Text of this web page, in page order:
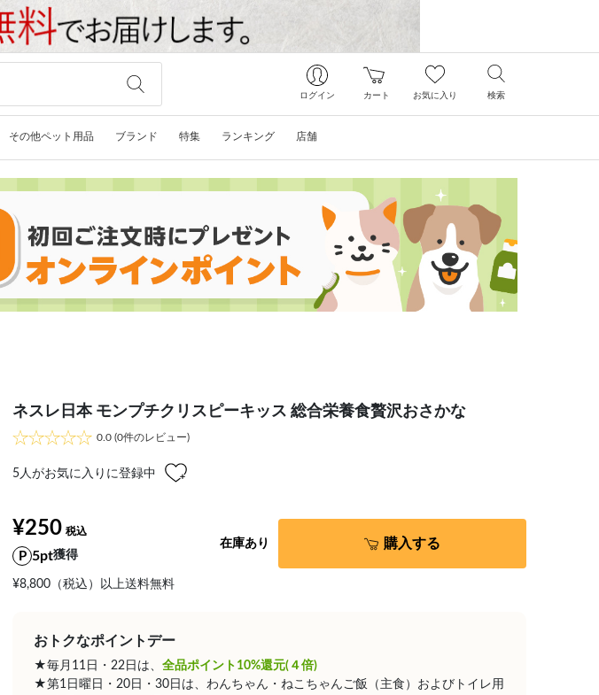
ログイン カート お気に入り 検索
その他ペット用品 ブランド 特集 ランキング 店舗
ネスレ日本 モンプチクリスピーキッス 総合栄養食贅沢おさかな
0.0 (0件のレビュー)
5人がお気に入りに登録中
¥250
5pt獲得
¥8,800（税込）以上送料無料
在庫あり 購入する
おトクなポイントデー
★毎月11日・22日は、 全品ポイント10%還元(４倍)
★第1日曜日・20日・30日は、わんちゃん・ねこちゃんご飯（主食）およびトイレ用